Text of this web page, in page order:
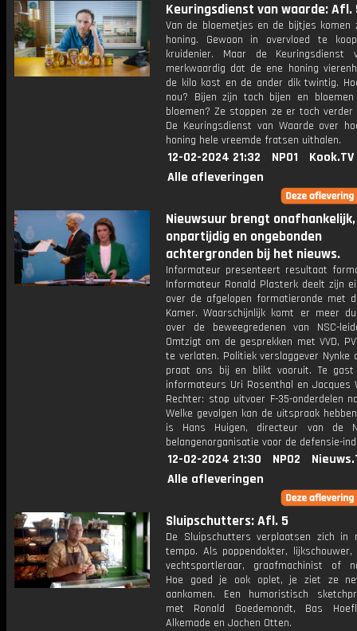
Keuringsdienst van waarde: Afl.
Van de bloemetjes en de bijtjes komen
honing. Gewoon in overvloed te
kruidenier. Maar de Keuringsdienst
merkwaardig dat de ene honing
de kilo kost en de ander dik twintig.
nou? Bijen zijn toch bijen en
bloemen? Ze stoppen ze er toch
De Keuringsdienst van Waarde over
honing hele vreemde fratsen uithalen.
12-02-2024 21:32 NPO1
Kook.TV
Alle afleveringen
Nieuwsuur brengt onafhankelijk,
onpartijdig en ongebonden
achtergronden bij het nieuws.
Informateur presenteert resultaat
Informateur Ronald Plasterk deelt zijn
over de afgelopen formatieronde met
Kamer. Waarschijnlijk komt er meer
over de beweegredenen van NSC-
Omtzigt om de gesprekken met VVD,
te verlaten. Politiek verslaggever Nynke
praat ons bij en blikt vooruit. Te gast
informateurs Uri Rosenthal en Jacques
Rechter: stop uitvoer F-35-onderdelen
Welke gevolgen kan de uitspraak
is Hans Huigen, directeur van de
belangenorganisatie voor de defensie-
12-02-2024 21:30 NPO2
Alle afleveringen
Sluipschutters: Afl. 5
De Sluipschutters verplaatsen zich in
tempo. Als poppendokter, lijkschouwer,
vechtsportleraar, graafmachinist of
Hoe goed je ook oplet, je ziet ze
aankomen. Een humoristisch
met Ronald Goedemondt, Bas
Alkemade en Jochen Otten.